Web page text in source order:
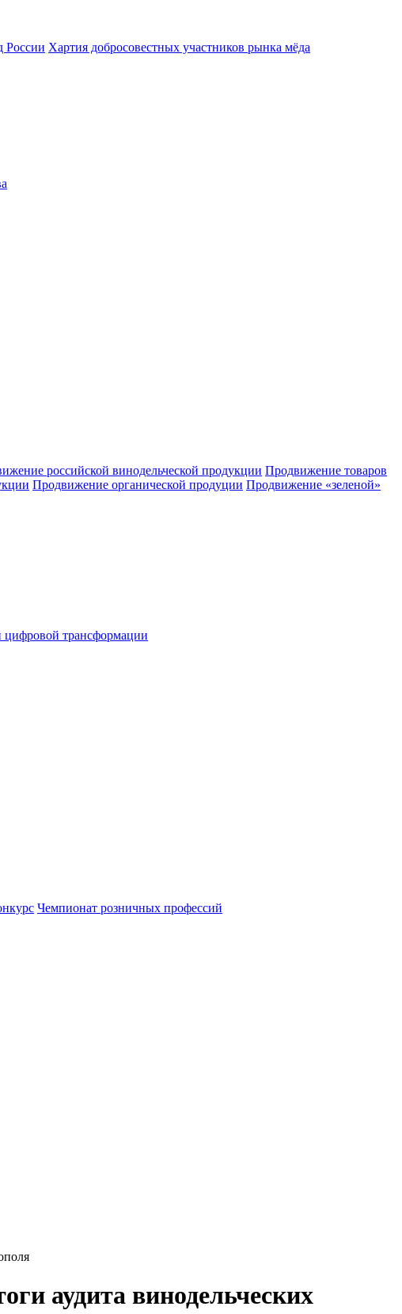
России Хартия добросовестных участников рынка мёда
российской винодельческой продукции Продвижение товаров
Продвижение органической продуции Продвижение «зеленой»
цифровой трансформации
Чемпионат розничных профессий
аудита винодельческих